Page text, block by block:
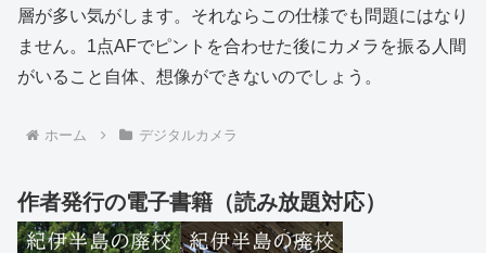
層が多い気がします。それならこの仕様でも問題にはなり
ません。1点AFでピントを合わせた後にカメラを振る人間
がいること自体、想像ができないのでしょう。
ホーム デジタルカメラ
作者発行の電子書籍（読み放題対応）